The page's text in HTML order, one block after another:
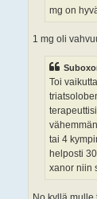
mg on
1 mg oli
Toi
tai 4
helposti
xanor niin